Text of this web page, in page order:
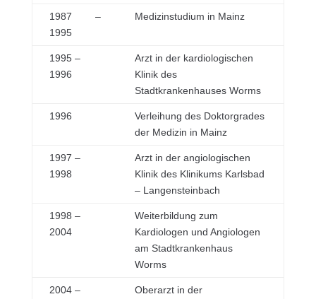
1987 –
1995
Medizinstudium in Mainz
1995 –
1996
Arzt in der kardiologischen
Klinik des
Stadtkrankenhauses Worms
1996
Verleihung des Doktorgrades
der Medizin in Mainz
1997 –
1998
Arzt in der angiologischen
Klinik des Klinikums Karlsbad
– Langensteinbach
1998 –
2004
Weiterbildung zum
Kardiologen und Angiologen
am Stadtkrankenhaus
Worms
2004 –
Oberarzt in der